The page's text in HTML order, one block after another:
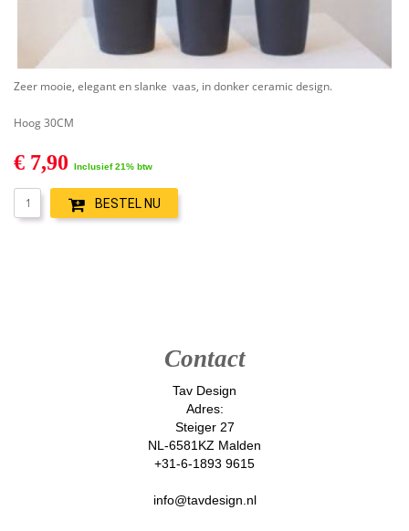
Zeer mooie, elegant en slanke vaas, in donker ceramic design.
Hoog 30CM
€ 7,90 Inclusief 21% btw
BESTEL NU
Contact
Tav Design
Adres:
Steiger 27
NL-6581KZ Malden
+31-6-1893 9615
info@tavdesign.nl